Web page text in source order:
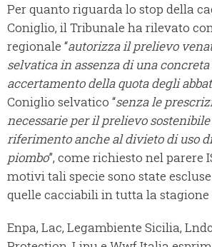
Per quanto riguarda lo stop della
Coniglio, il Tribunale ha rilevato
regionale “autorizza il prelievo
selvatica in assenza di una
accertamento della quota degli
Coniglio selvatico “senza le
necessarie per il prelievo
riferimento anche al divieto di uso
piombo”, come richiesto nel parere
motivi tali specie sono state
quelle cacciabili in tutta la
Enpa, Lac, Legambiente Sicilia,